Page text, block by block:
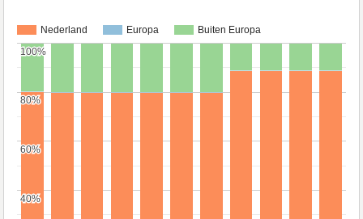
Nederland Europa Buiten Europa
40%
40%
60%
60%
80%
80%
100%
100%